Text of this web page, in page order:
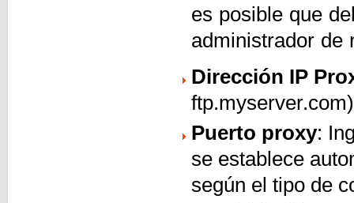
es posible que
administrador de
Dirección IP
Puerto proxy:
se establece
según el tipo de